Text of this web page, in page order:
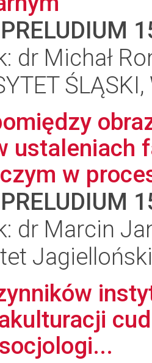
PRELUDIUM
dr Michał
ustaleniach
w
PRELUDIUM
dr Marcin